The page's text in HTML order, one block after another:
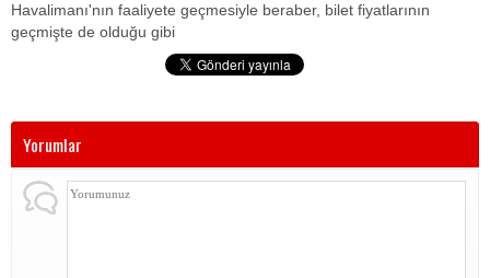
Havalimanı'nın faaliyete geçmesiyle beraber, bilet fiyatlarının
geçmişte de olduğu gibi
Yorumlar